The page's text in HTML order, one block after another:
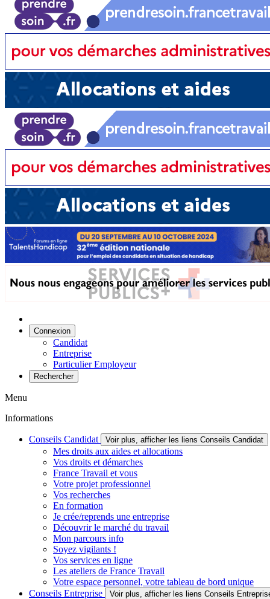
Connexion
Candidat
Entreprise
Particulier Employeur
Rechercher
Menu
Informations
Conseils Candidat Voir plus, afficher les liens Conseils Candidat
Mes droits aux aides et allocations
Vos droits et démarches
France Travail et vous
Votre projet professionnel
Vos recherches
En formation
Je crée/reprends une entreprise
Découvrir le marché du travail
Mon parcours info
Soyez vigilants !
Vos services en ligne
Les ateliers de France Travail
Votre espace personnel, votre tableau de bord unique
Conseils Entreprise
Voir plus, afficher les liens Conseils